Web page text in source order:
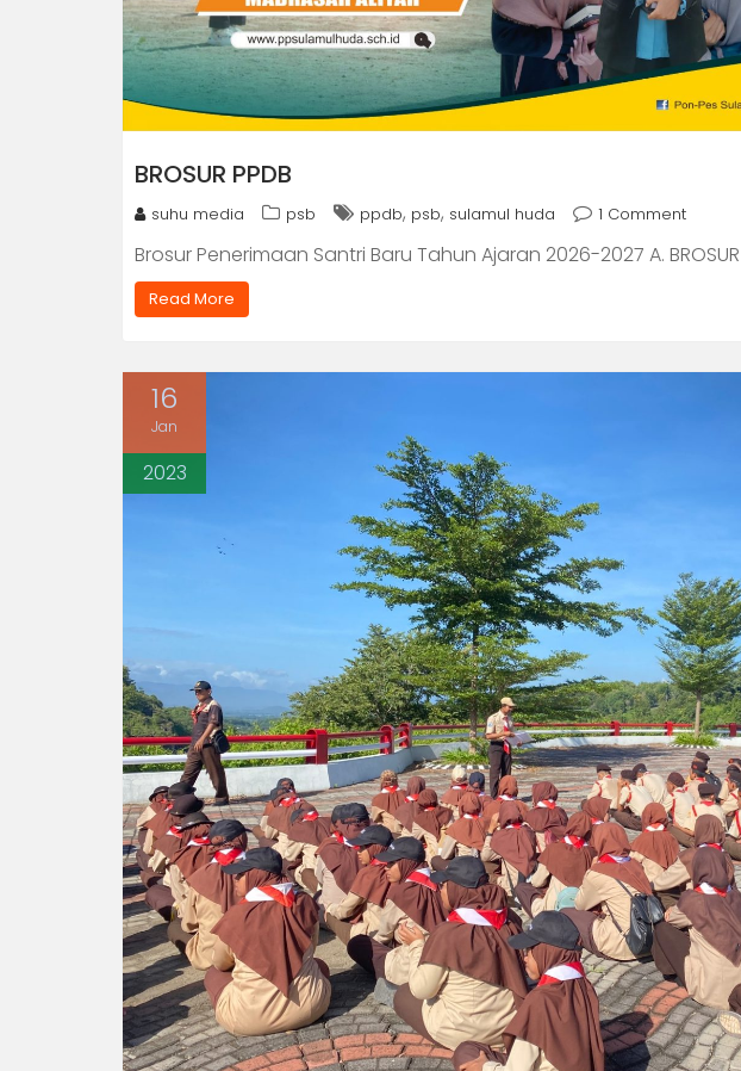
BROSUR PPDB
suhu media psb ppdb, psb, sulamul huda 1 Comment
Brosur Penerimaan Santri Baru Tahun Ajaran 2026-2027 A. BROSUR
Read More
16
Jan
2023